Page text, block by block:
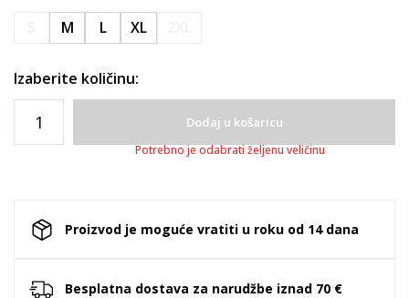
M L XL
Izaberite količinu:
Dodaj u košaricu
Potrebno je odabrati željenu veličinu
Proizvod je moguće vratiti u roku od 14 dana
Besplatna dostava za narudžbe iznad 70 €